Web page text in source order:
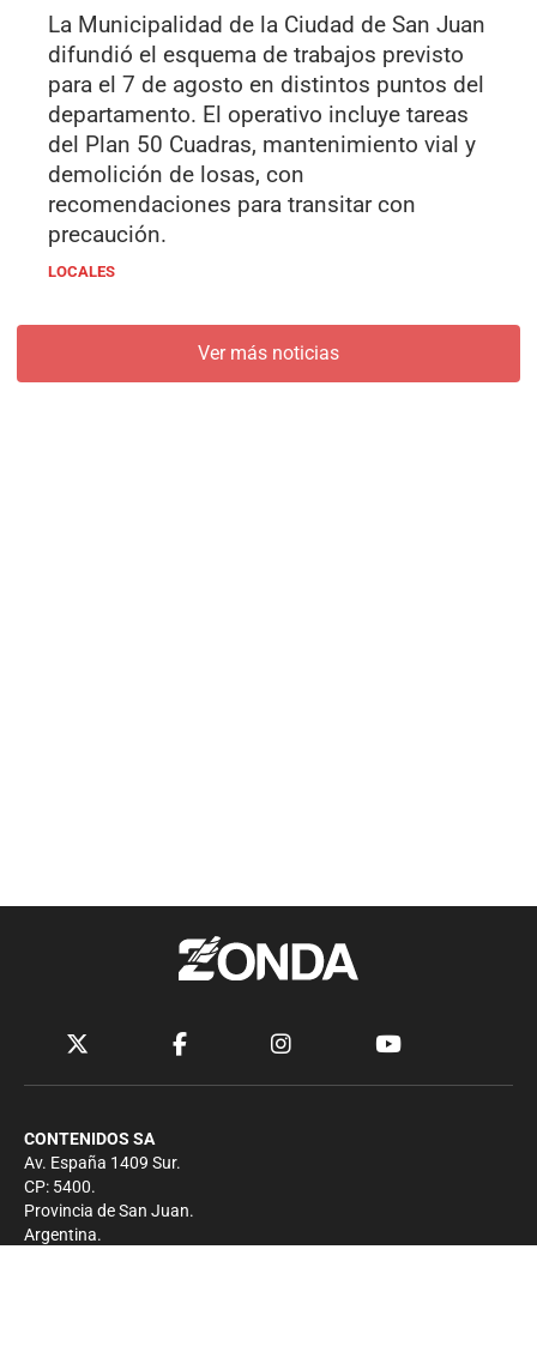
La Municipalidad de la Ciudad de San Juan
difundió el esquema de trabajos previsto
para el 7 de agosto en distintos puntos del
departamento. El operativo incluye tareas
del Plan 50 Cuadras, mantenimiento vial y
demolición de losas, con
recomendaciones para transitar con
precaución.
LOCALES
Ver más noticias
CONTENIDOS SA
Av. España 1409 Sur.
CP: 5400.
Provincia de San Juan.
Argentina.